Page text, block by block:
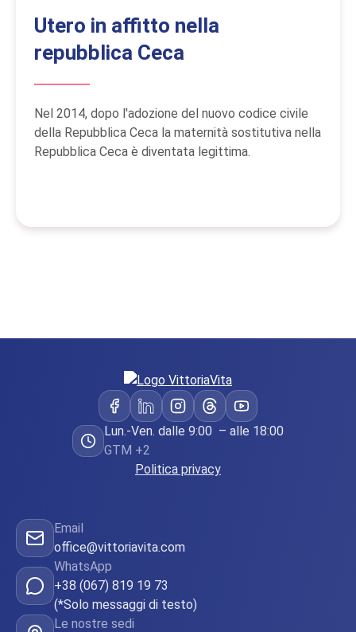
Utero in affitto nella
repubblica Ceca
Nel 2014, dopo l'adozione del nuovo codice civile
della Repubblica Ceca la maternità sostitutiva nella
Repubblica Сeca è diventata legittima.
Lun.-Ven. dalle 9:00 – alle 18:00
GTM +2
Politica privacy
Email
office@vittoriavita.com
WhatsApp
+38 (067) 819 19 73
(*Solo messaggi di testo)
Le nostre sedi